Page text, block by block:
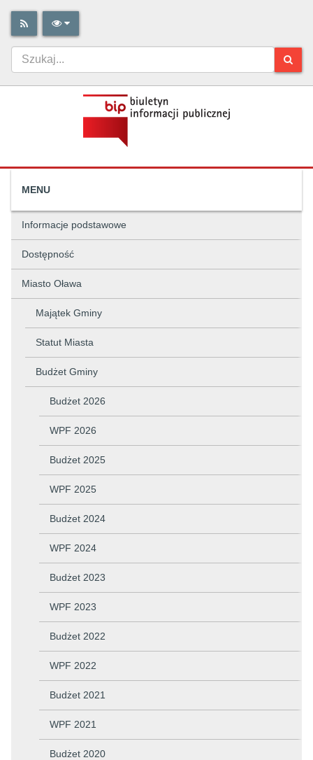
MENU
Informacje podstawowe
Dostępność
Miasto Oława
Majątek Gminy
Statut Miasta
Budżet Gminy
Budżet 2026
WPF 2026
Budżet 2025
WPF 2025
Budżet 2024
WPF 2024
Budżet 2023
WPF 2023
Budżet 2022
WPF 2022
Budżet 2021
WPF 2021
Budżet 2020